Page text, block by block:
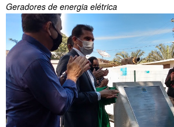
Geradores de energia elétrica